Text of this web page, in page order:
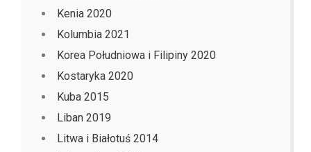
Kenia 2020
Kolumbia 2021
Korea Południowa i Filipiny 2020
Kostaryka 2020
Kuba 2015
Liban 2019
Litwa i Białotuś 2014